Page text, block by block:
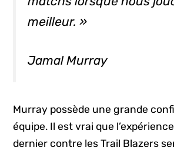
meilleur. »
Jamal Murray
Murray possède une grande
équipe. Il est vrai que
dernier contre les Trail Blazers